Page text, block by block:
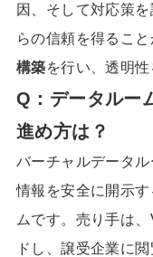
因、そして対応策
らの信頼を得るこ
構築を行い、透明
Q：データルー
進め方は？
バーチャルデータ
情報を安全に開示
ムです。売り手は
ドし、譲受企業に